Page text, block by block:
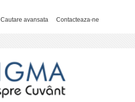
Cautare avansata Contacteaza-ne